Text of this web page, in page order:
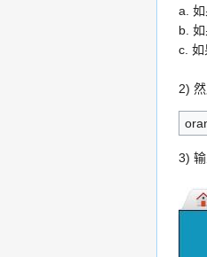
a.
b.
c. 如
2)
3)